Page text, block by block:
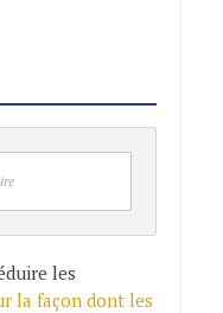
les
la façon dont les